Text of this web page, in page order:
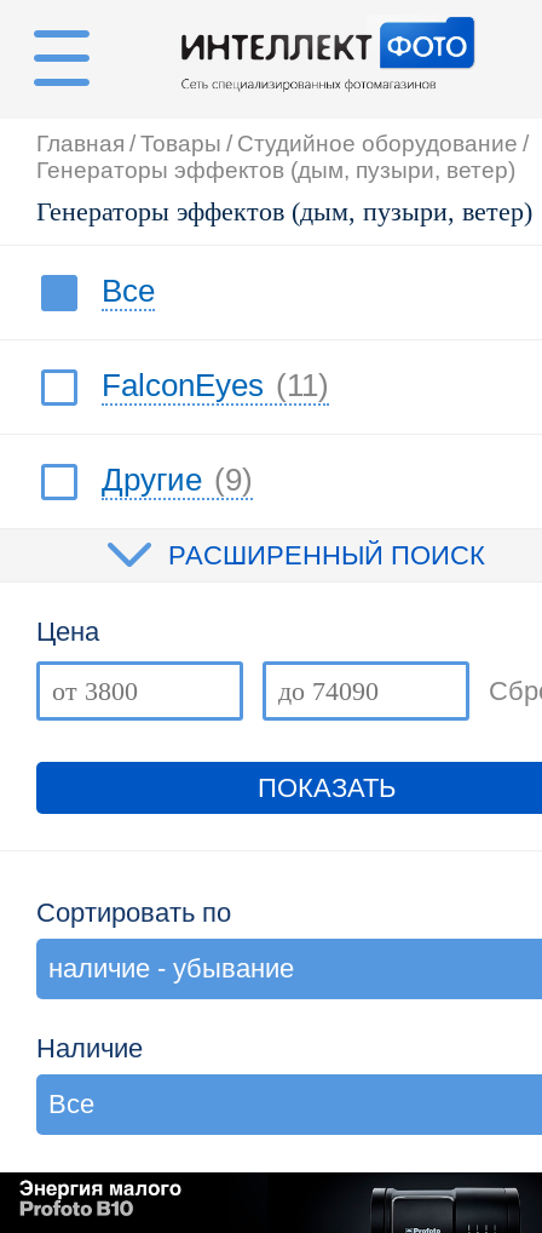
Главная /Товары / Студийное оборудование /
Генераторы эффектов (дым, пузыри, ветер)
Генераторы эффектов (дым, пузыри, ветер)
Все
FalconEyes (11)
Другие (9)
РАСШИРЕННЫЙ ПОИСК
Цена
ПОКАЗАТЬ
Сортировать по
Наличие